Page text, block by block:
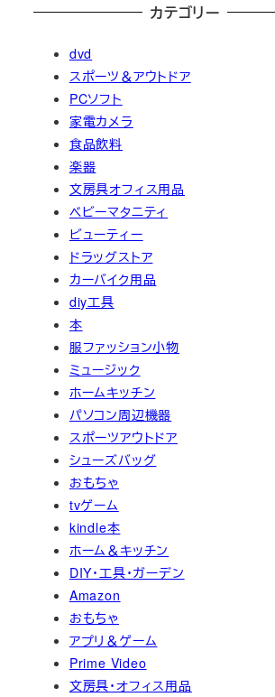
カテゴリー
dvd
スポーツ＆アウトドア
PCソフト
家電カメラ
食品飲料
楽器
文房具オフィス用品
ベビーマタニティ
ビューティー
ドラッグストア
カーバイク用品
diy工具
本
服ファッション小物
ミュージック
ホームキッチン
パソコン周辺機器
スポーツアウトドア
シューズバッグ
おもちゃ
tvゲーム
kindle本
ホーム＆キッチン
DIY・工具・ガーデン
Amazon
おもちゃ
アプリ＆ゲーム
Prime Video
文房具・オフィス用品